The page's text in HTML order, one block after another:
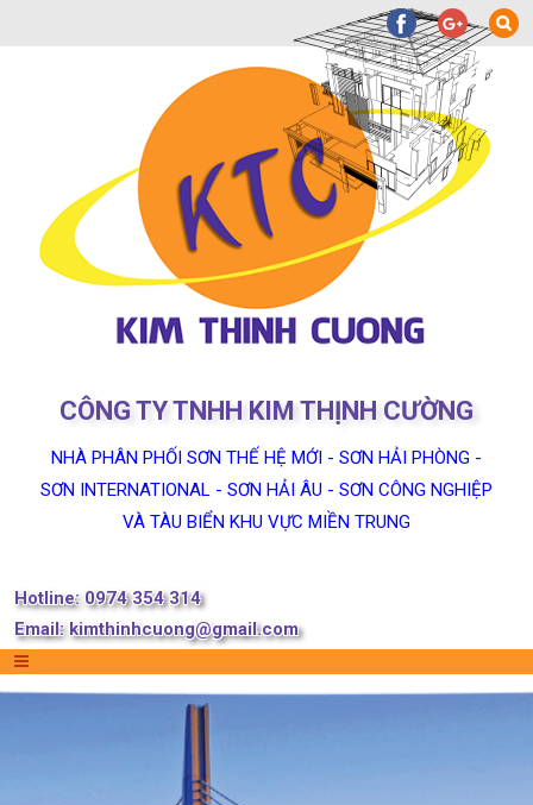
CÔNG TY TNHH KIM THỊNH CƯỜNG
NHÀ PHÂN PHỐI SƠN THẾ HỆ MỚI - SƠN HẢI PHÒNG -
SƠN INTERNATIONAL - SƠN HẢI ÂU - SƠN CÔNG NGHIỆP
VÀ TÀU BIỂN KHU VỰC MIỀN TRUNG
Hotline: 0974 354 314
Email:kimthinhcuong@gmail.com